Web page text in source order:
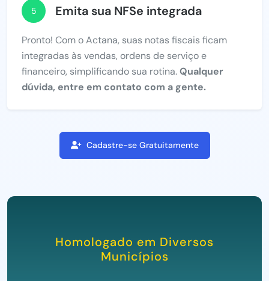
5 Emita sua NFSe integrada
Pronto! Com o Actana, suas notas fiscais ficam
integradas às vendas, ordens de serviço e
financeiro, simplificando sua rotina.Qualquer
dúvida, entre em contato com a gente.
Cadastre-se Gratuitamente
Homologado em Diversos
Municípios